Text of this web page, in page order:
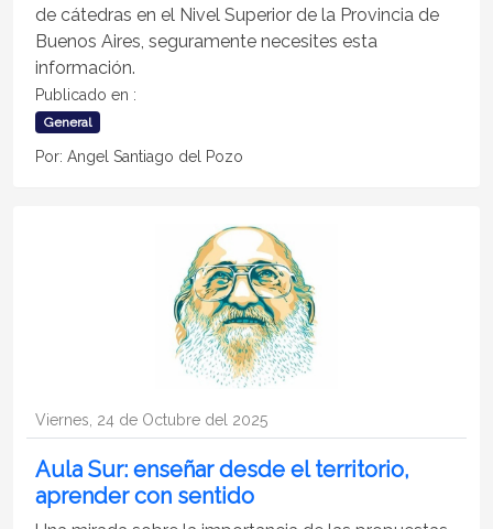
de cátedras en el Nivel Superior de la Provincia de
Buenos Aires, seguramente necesites esta
información.
Publicado en :
General
Por: Angel Santiago del Pozo
Viernes, 24 de Octubre del 2025
Aula Sur: enseñar desde el territorio,
aprender con sentido